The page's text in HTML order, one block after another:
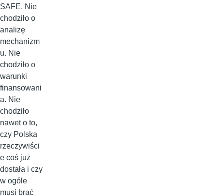
SAFE. Nie
chodziło o
analizę
mechanizm
u. Nie
chodziło o
warunki
finansowani
a. Nie
chodziło
nawet o to,
czy Polska
rzeczywiści
e coś już
dostała i czy
w ogóle
musi brać